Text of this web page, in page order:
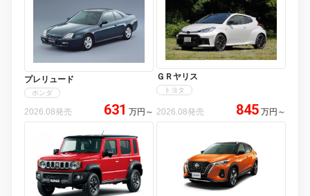
プレリュード
ホンダ
2026.08発売 631 万円 ～
ＧＲヤリス
トヨタ
2026.08発売 845 万円 ～